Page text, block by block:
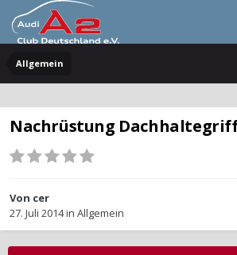
Allgemein
Nachrüstung
Von cer
27. Juli 2014in Allgemein